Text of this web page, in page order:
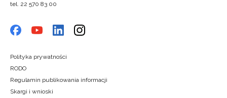
tel. 22 570 83 00
Polityka prywatności
RODO
Regulamin publikowania informacji
Skargi i wnioski